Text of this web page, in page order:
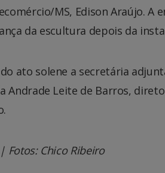
MS, Edison Araújo. A
da escultura depois da
ato solene a secretária
Andrade Leite de Barros,
Fotos: Chico Ribeiro